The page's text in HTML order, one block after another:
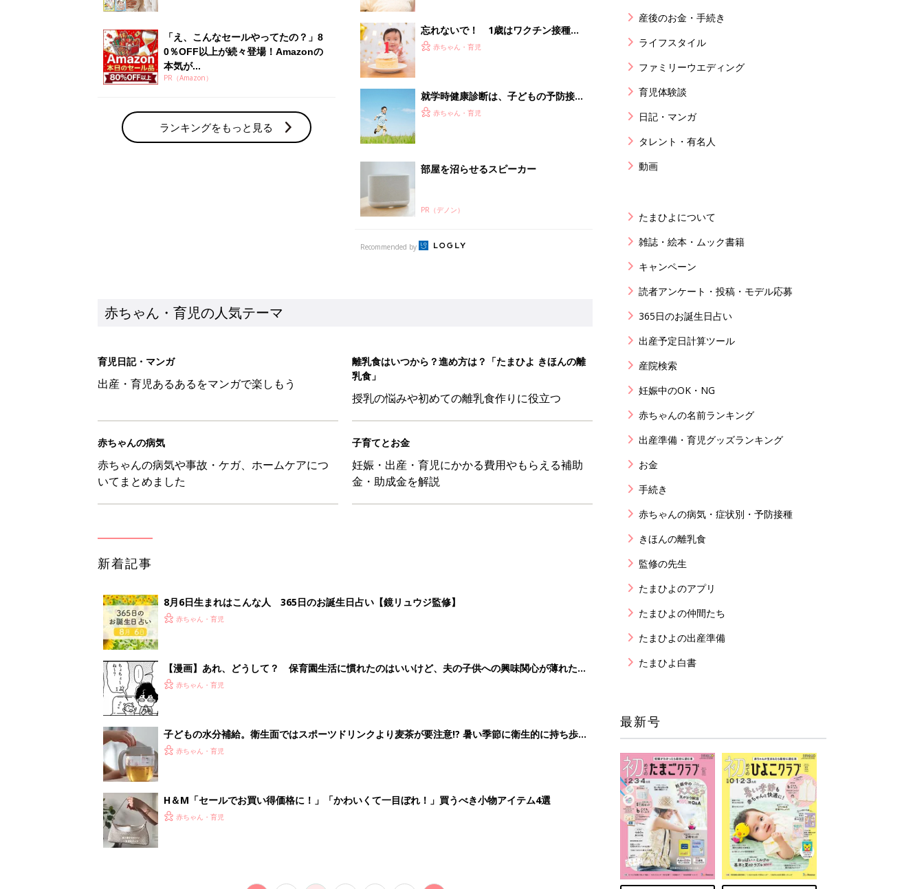
「え、こんなセールやってたの？」8
0％OFF以上が続々登場！Amazonの
本気が...
PR（Amazon）
ランキングをもっと見る
忘れないで！ 1歳はワクチン接種の
第２の山場と心得て 【小児科医】
赤ちゃん・育児
就学時健康診断は、子どもの予防接種
歴を確認するチャンス。受けもれてい
赤ちゃん・育児
部屋を沼らせるスピーカー
PR（デノン）
Recommended by
赤ちゃん・育児の人気テーマ
育児日記・マンガ
出産・育児あるあるをマンガで楽しもう
離乳食はいつから？進め方は？「たまひよ きほんの離
乳食」
授乳の悩みや初めての離乳食作りに役立つ
赤ちゃんの病気
赤ちゃんの病気や事故・ケガ、ホームケアにつ
いてまとめました
子育てとお金
妊娠・出産・育児にかかる費用やもらえる補助
金・助成金を解説
新着記事
8月6日生まれはこんな人 365日のお誕生日占い【鏡リュウジ監修】
赤ちゃん・育児
【漫画】あれ、どうして？ 保育園生活に慣れたのはいいけど、夫の子供への興味関心が薄れた気
がする……！『ふうふう子育て ＃91』
赤ちゃん・育児
子どもの水分補給。衛生面ではスポーツドリンクより麦茶が要注意!? 暑い季節に衛生的に持ち歩
く3つのコツとは？【専門家監修】
赤ちゃん・育児
H＆М「セールでお買い得価格に！」「かわいくて一目ぼれ！」買うべき小物アイテム4選
赤ちゃん・育児
産後のお金・手続き
ライフスタイル
ファミリーウエディング
育児体験談
日記・マンガ
タレント・有名人
動画
たまひよについて
雑誌・絵本・ムック書籍
キャンペーン
読者アンケート・投稿・モデル応募
365日のお誕生日占い
出産予定日計算ツール
産院検索
妊娠中のOK・NG
赤ちゃんの名前ランキング
出産準備・育児グッズランキング
お金
手続き
赤ちゃんの病気・症状別・予防接種
きほんの離乳食
監修の先生
たまひよのアプリ
たまひよの仲間たち
たまひよの出産準備
たまひよ白書
最新号